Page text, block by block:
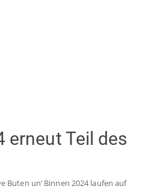
erneut Teil des
Buten un‘ Binnen 2024 laufen auf